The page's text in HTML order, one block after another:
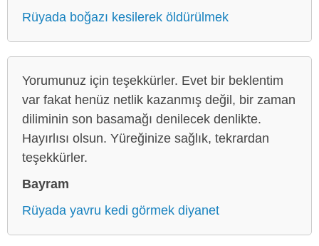
Rüyada boğazı kesilerek öldürülmek
Yorumunuz için teşekkürler. Evet bir beklentim
var fakat henüz netlik kazanmış değil, bir zaman
diliminin son basamağı denilecek denlikte.
Hayırlısı olsun. Yüreğinize sağlık, tekrardan
teşekkürler.
Bayram
Rüyada yavru kedi görmek diyanet